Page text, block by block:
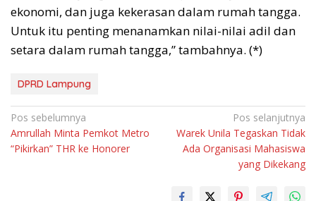
ekonomi, dan juga kekerasan dalam rumah tangga.
Untuk itu penting menanamkan nilai-nilai adil dan
setara dalam rumah tangga,” tambahnya. (*)
DPRD Lampung
Navigasi
pos
Pos sebelumnya
Amrullah Minta Pemkot Metro
“Pikirkan” THR ke Honorer
Pos selanjutnya
Warek Unila Tegaskan Tidak
Ada Organisasi Mahasiswa
yang Dikekang